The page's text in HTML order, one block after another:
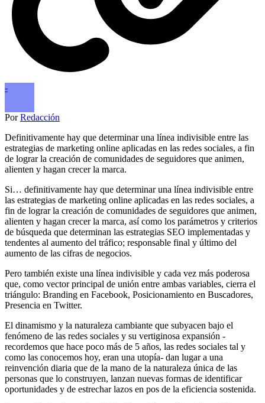
-
PorRedacción
Definitivamente hay que determinar una línea indivisible entre las
estrategias de marketing online aplicadas en las redes sociales, a fin
de lograr la creación de comunidades de seguidores que animen,
alienten y hagan crecer la marca.
Si… definitivamente hay que determinar una línea indivisible entre
las estrategias de marketing online aplicadas en las redes sociales, a
fin de lograr la creación de comunidades de seguidores que animen,
alienten y hagan crecer la marca, así como los parámetros y criterios
de búsqueda que determinan las estrategias SEO implementadas y
tendentes al aumento del tráfico; responsable final y último del
aumento de las cifras de negocios.
Pero también existe una línea indivisible y cada vez más poderosa
que, como vector principal de unión entre ambas variables, cierra el
triángulo: Branding en Facebook, Posicionamiento en Buscadores,
Presencia en Twitter.
El dinamismo y la naturaleza cambiante que subyacen bajo el
fenómeno de las redes sociales y su vertiginosa expansión -
recordemos que hace poco más de 5 años, las redes sociales tal y
como las conocemos hoy, eran una utopía- dan lugar a una
reinvención diaria que de la mano de la naturaleza única de las
personas que lo construyen, lanzan nuevas formas de identificar
oportunidades y de estrechar lazos en pos de la eficiencia sostenida.